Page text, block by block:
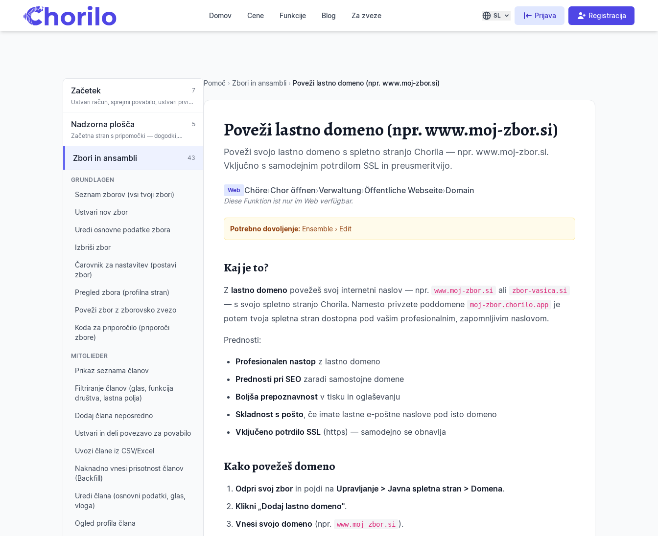
Domov Cene Funkcije Blog Za zveze SL Prijava Registracija
Začetek
7
Ustvari račun, sprejmi povabilo, ustvari prvi
Nadzorna plošča
5
Začetna stran s pripomočki — dogodki,
Zbori in ansambli 43
GRUNDLAGEN
Seznam zborov (vsi tvoji zbori)
Ustvari nov zbor
Uredi osnovne podatke zbora
Izbriši zbor
Čarovnik za nastavitev (postavi
zbor)
Pregled zbora (profilna stran)
Poveži zbor z zborovsko zvezo
Koda za priporočilo (priporoči
zbore)
MITGLIEDER
Prikaz seznama članov
Filtriranje članov (glas, funkcija
društva, lastna polja)
Dodaj člana neposredno
Ustvari in deli povezavo za povabilo
Uvozi člane iz CSV/Excel
Naknadno vnesi prisotnost članov
(Backfill)
Uredi člana (osnovni podatki, glas,
vloga)
Ogled profila člana
Pomoč › Zbori in ansambli › Poveži lastno domeno (npr. www.moj-zbor.si)
Poveži lastno domeno (npr. www.moj-zbor.si)
Poveži svojo lastno domeno s spletno stranjo Chorila — npr. www.moj-zbor.si.
Vključno s samodejnim potrdilom SSL in preusmeritvijo.
Web Chöre›Chor öffnen›Verwaltung›Öffentliche Webseite›Domain
Diese Funktion ist nur im Web verfügbar.
Potrebno dovoljenje: Ensemble › Edit
Kaj je to?
Z lastno domeno povežeš svoj internetni naslov — npr. www.moj-zbor.si ali zbor-vasica.si
— s svojo spletno stranjo Chorila. Namesto privzete poddomene moj-zbor.chorilo.app
je
potem tvoja spletna stran dostopna pod vašim profesionalnim, zapomnljivim naslovom.
Prednosti:
Profesionalen nastop z lastno domeno
Prednosti pri SEO zaradi samostojne domene
Boljša prepoznavnost v tisku in oglaševanju
Skladnost s pošto, če imate lastne e-poštne naslove pod isto domeno
Vključeno potrdilo SSL (https) — samodejno se obnavlja
Kako povežeš domeno
Odpri svoj zbor in pojdi na Upravljanje > Javna spletna stran > Domena.
Klikni „Dodaj lastno domeno".
Vnesi svojo domeno (npr. www.moj-zbor.si
).